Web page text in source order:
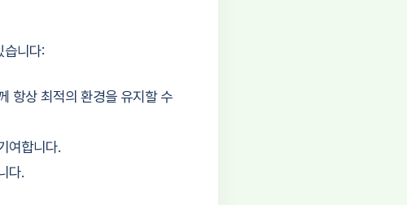
습니다:
항상 최적의 환경을 유지할 수
여합니다.
다.